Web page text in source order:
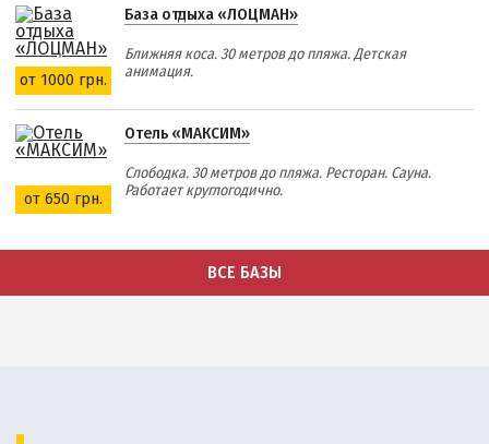
от 1000 грн.
База отдыха «ЛОЦМАН»
Ближняя коса. 30 метров до пляжа. Детская
анимация.
от 650 грн.
Отель «МАКСИМ»
Слободка. 30 метров до пляжа. Ресторан. Сауна.
Работает круглогодично.
ВСЕ БАЗЫ